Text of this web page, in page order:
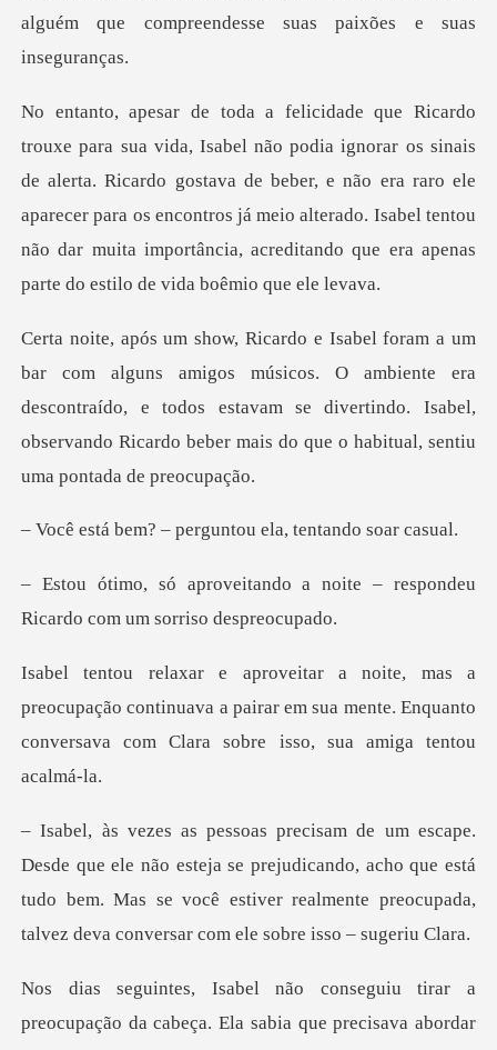
de alerta. Ricardo gostava de beber, e não era raro ele
aparecer para os encontros já meio alterado. Isabel
sicos. O ambiente era
descontraído, e todos estavam se divertindo. Isabel,
obse
perguntou ela, te
o a noite – respondeu
Ricardo
upação continuava a pairar em sua mente. Enquanto
conve
steja se prejudicando, acho que está
tudo bem. Mas se você estiver realm
cabeça. Ela sabia que precisava abordar